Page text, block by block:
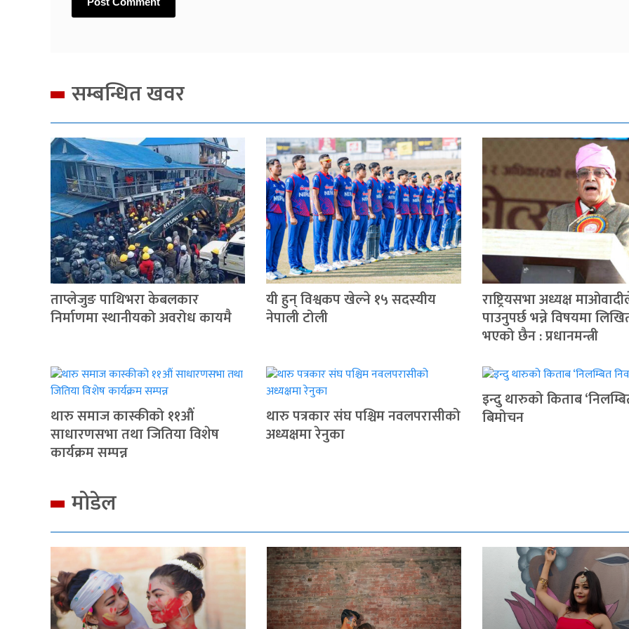
सम्बन्धित खवर
ताप्लेजुङ पाथिभरा केबलकार
निर्माणमा स्थानीयको अवरोध कायमै
यी हुन् विश्वकप खेल्ने १५ सदस्यीय
नेपाली टोली
राष्ट्रियसभा अध्यक्ष
पाउनुपर्छ भन्ने विषयमा
भएको छैन : प्रधानमन्त्री
थारु समाज कास्कीको ११औं
साधारणसभा तथा जितिया विशेष
कार्यक्रम सम्पन्न
थारु पत्रकार संघ पश्चिम नवलपरासीको
अध्यक्षमा रेनुका
इन्दु थारुको किताब
बिमोचन
मोडेल